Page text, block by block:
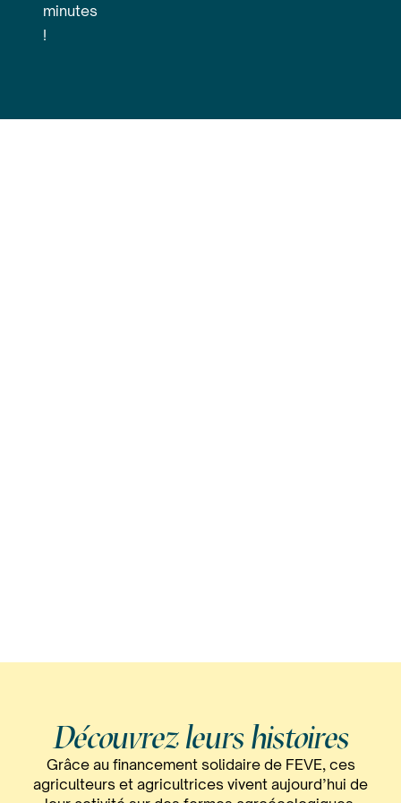
minutes
!
Découvrez leurs histoires
Grâce au financement solidaire de FEVE, ces
agriculteurs et agricultrices vivent aujourd’hui de